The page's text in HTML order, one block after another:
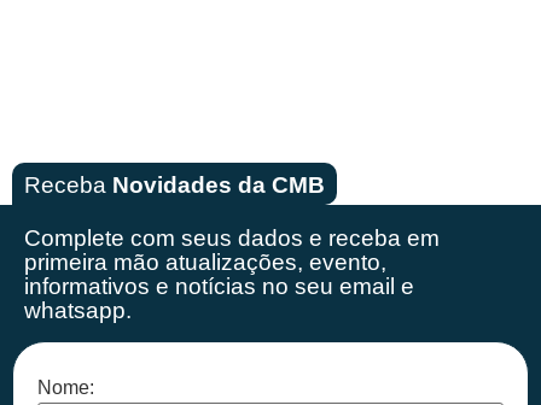
Receba Novidades da CMB
Complete com seus dados e receba em
primeira mão atualizações, evento,
informativos e notícias no seu email e
whatsapp.
Nome: